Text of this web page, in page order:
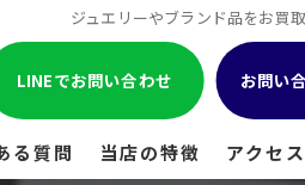
ジュエリーやブランド品をお買
LINEでお問い合わせ お問い
る質問 当店の特徴 アクセス